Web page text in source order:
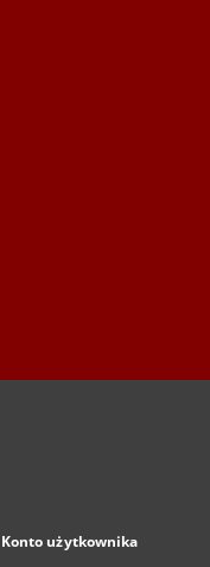
Konto użytkownika